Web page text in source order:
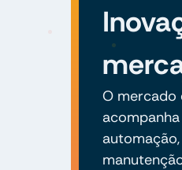
O mercado